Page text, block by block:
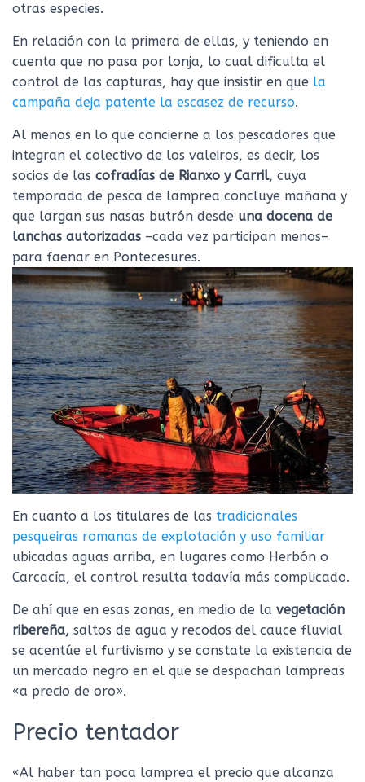
otras especies.
En relación con la primera de ellas, y teniendo en
cuenta que no pasa por lonja, lo cual dificulta el
control de las capturas, hay que insistir en que la
campaña deja patente la escasez de recurso.
Al menos en lo que concierne a los pescadores que
integran el colectivo de los valeiros, es decir, los
socios de las cofradías de Rianxo y Carril, cuya
temporada de pesca de lamprea concluye mañana y
que largan sus nasas butrón desde una docena de
lanchas autorizadas –cada vez participan menos–
para faenar en Pontecesures.
En cuanto a los titulares de las tradicionales
pesqueiras romanas de explotación y uso familiar
ubicadas aguas arriba, en lugares como Herbón o
Carcacía, el control resulta todavía más complicado.
De ahí que en esas zonas, en medio de la vegetación
ribereña, saltos de agua y recodos del cauce fluvial
se acentúe el furtivismo y se constate la existencia de
un mercado negro en el que se despachan lampreas
«a precio de oro».
Precio tentador
«Al haber tan poca lamprea el precio que alcanza